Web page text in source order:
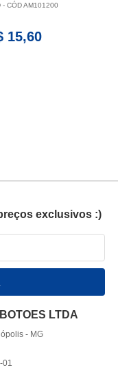
- CÓD AM101200
15,60
exclusivos :)
LTDA
- MG
01